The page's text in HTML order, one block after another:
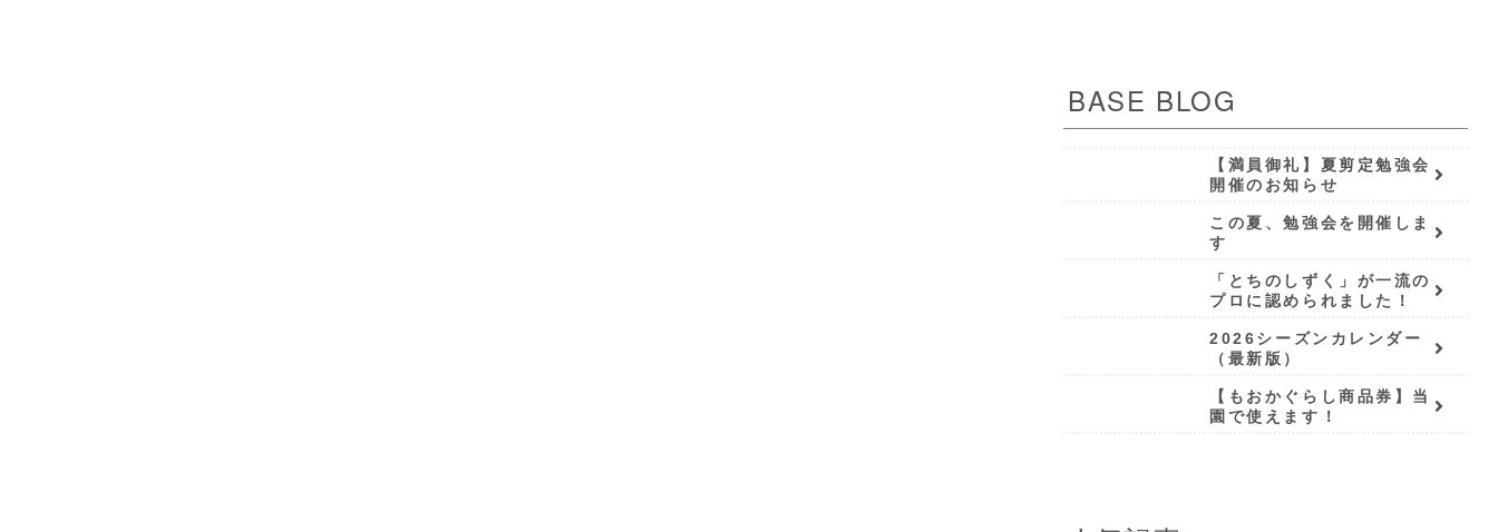
BASE BLOG
【満員御礼】夏剪定勉強会
開催のお知らせ
この夏、勉強会を開催しま
す
「とちのしずく」が一流の
プロに認められました！
2026シーズンカレンダー
（最新版）
【もおかぐらし商品券】当
園で使えます！